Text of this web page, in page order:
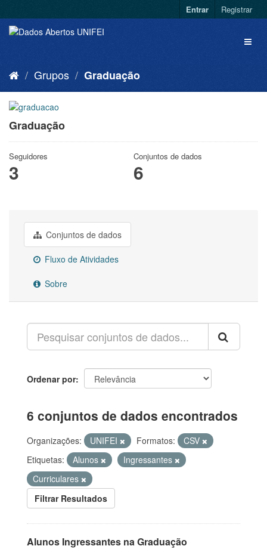
Entrar Registrar
Grupos Graduação
Graduação
Seguidores
3
Conjuntos de dados
6
Conjuntos de dados
Fluxo de Atividades
Sobre
Ordenar por
6 conjuntos de dados encontrados
Organizações: UNIFEI Formatos:
CSV
Etiquetas:
Alunos
Ingressantes
Curriculares
Filtrar Resultados
Alunos Ingressantes na Graduação